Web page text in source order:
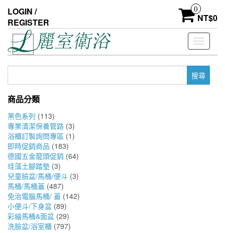
the
content
LOGIN /
REGISTER
0
NT$0
Toggle
鍵
商品分類
黑色系列 (113)
專業清潔保養管路 (3)
浴櫃訂製詢問專區 (1)
即時促銷商品 (183)
德國五金龍頭促銷 (64)
珪藻土腳踏墊 (3)
兒童臉盆/馬桶/便斗 (3)
馬桶/馬桶蓋 (487)
免治電腦馬桶/ 蓋 (142)
小便斗/下身盆 (89)
彩繪馬桶&面盆 (29)
洗臉盆/浴室櫃 (797)